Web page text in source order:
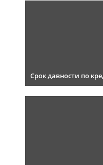
Срок давности по